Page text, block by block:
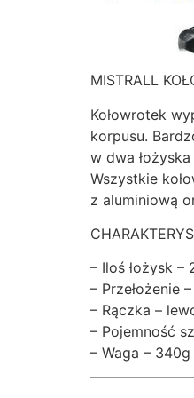
MISTRALL
Kołowrotek
korpusu.
w dwa
Wszystkie
z aluminiową
– Iloś łożysk –
– Przełożenie
– Rączka –
– Pojemność
– Waga – 340g